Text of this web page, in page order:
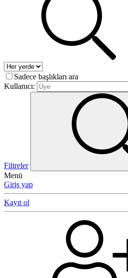
Sadece başlıkları ara
Kullanıcı:
Filtreler
Menü
Giriş yap
Kayıt ol